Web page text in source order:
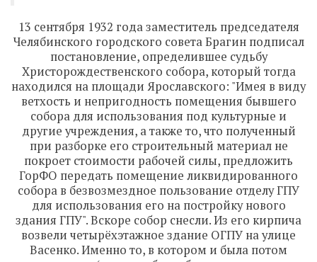
13 сентября 1932 года заместитель председателя
Челябинского городского совета Брагин подписал
постановление, определившее судьбу
Христорождественского собора, который тогда
находился на площади Ярославского: "Имея в виду
ветхость и непригодность помещения бывшего
собора для использования под культурные и
другие учреждения, а также то, что полученный
при разборке его строительный материал не
покроет стоимости рабочей силы, предложить
ГорФО передать помещение ликвидированного
собора в безвозмездное пользование отделу ГПУ
для использования его на постройку нового
здания ГПУ". Вскоре собор снесли. Из его кирпича
возвели четырёхэтажное здание ОГПУ на улице
Васенко. Именно то, в котором и была потом